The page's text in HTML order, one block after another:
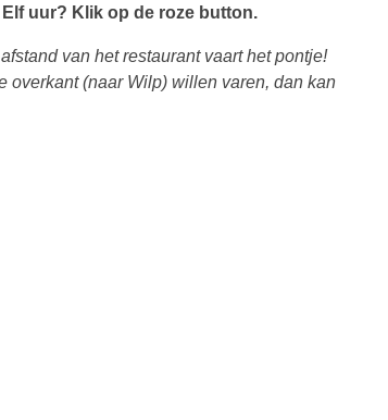
uur? Klik op de roze button.
van het restaurant vaart het pontje!
overkant (naar Wilp) willen varen, dan kan